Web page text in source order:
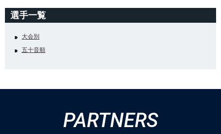
選手一覧
大会別
五十音順
PARTNERS